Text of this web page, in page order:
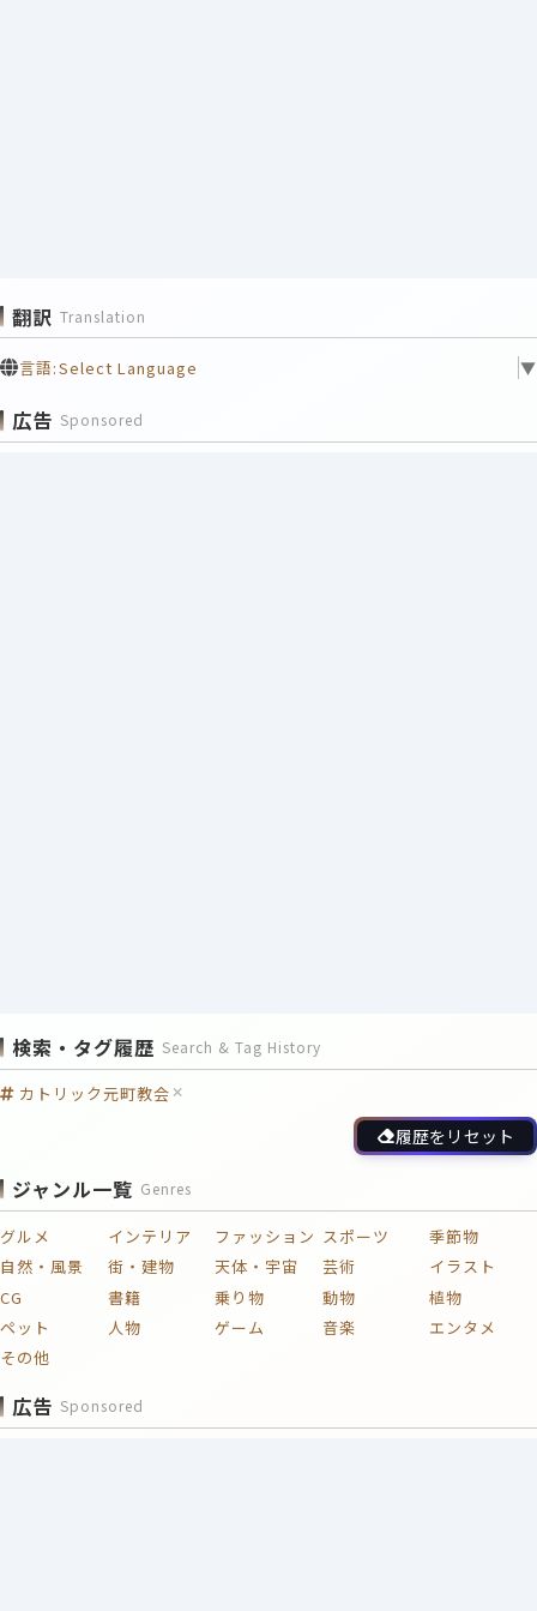
翻訳 Translation
言語:Select Language ▼
広告 Sponsored
検索・タグ履歴 Search & Tag History
カトリック元町教会
履歴をリセット
ジャンル一覧 Genres
グルメ インテリア ファッション スポーツ
季節物
自然・風景
街・建物 天体・宇宙 芸術
イラスト
CG
書籍 乗り物 動物
植物
ペット
人物 ゲーム 音楽
エンタメ
その他
広告 Sponsored